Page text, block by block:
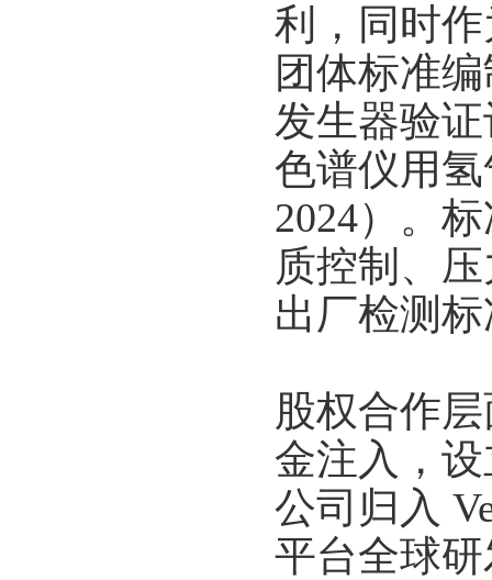
利，同时
团体标准
发生器验
色谱仪用
2024）。
质控制、
出厂检测
股权合作
金注入，
公司归入
平台全球